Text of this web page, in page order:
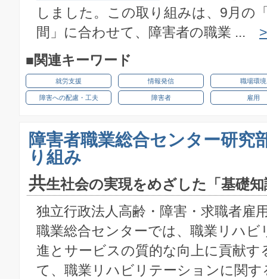
しました。この取り組みは、9月の
間」に合わせて、障害者の職業 ...
■関連キーワード
就労支援 情報発信 職場環境
障害への配慮・工夫 障害者 雇用
障害者職業総合センター研究
り組み
共生社会の実現をめざした「基礎知
独立行政法人高齢・障害・求職者雇
職業総合センターでは、職業リハビ
進とサービスの質的な向上に貢献す
て、職業リハビリテーションに関す